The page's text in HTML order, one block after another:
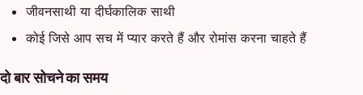
जीवनसाथी या दीर्घकालिक साथी
कोई जिसे आप सच में प्यार करते हैं और रोमांस करना चाहते हैं
दो बार सोचने का समय